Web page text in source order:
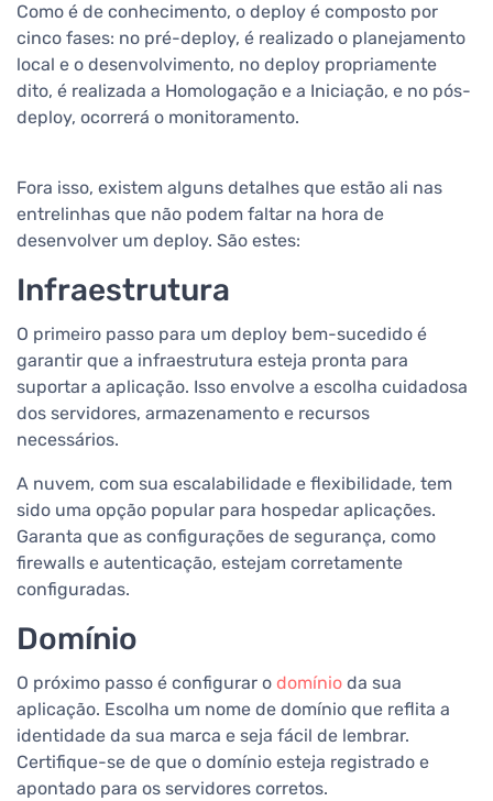
Como é de conhecimento, o deploy é composto por
cinco fases: no pré-deploy, é realizado o planejamento
local e o desenvolvimento, no deploy propriamente
dito, é realizada a Homologação e a Iniciação, e no pós-
deploy, ocorrerá o monitoramento.
Fora isso, existem alguns detalhes que estão ali nas
entrelinhas que não podem faltar na hora de
desenvolver um deploy. São estes:
Infraestrutura
O primeiro passo para um deploy bem-sucedido é
garantir que a infraestrutura esteja pronta para
suportar a aplicação. Isso envolve a escolha cuidadosa
dos servidores, armazenamento e recursos
necessários.
A nuvem, com sua escalabilidade e flexibilidade, tem
sido uma opção popular para hospedar aplicações.
Garanta que as configurações de segurança, como
firewalls e autenticação, estejam corretamente
configuradas.
Domínio
O próximo passo é configurar o domínio da sua
aplicação. Escolha um nome de domínio que reflita a
identidade da sua marca e seja fácil de lembrar.
Certifique-se de que o domínio esteja registrado e
apontado para os servidores corretos.